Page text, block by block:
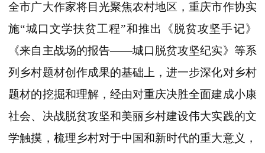
全市广大作家将目光聚焦农村地区，重庆市作协实
施“城口文学扶贫工程”和推出《脱贫攻坚手记》
《来自主战场的报告——城口脱贫攻坚纪实》等系
列乡村题材创作成果的基础上，进一步深化对乡村
题材的挖掘和理解，经由对重庆决胜全面建成小康
社会、决战脱贫攻坚和美丽乡村建设伟大实践的文
学触摸，梳理乡村对于中国和新时代的重大意义，